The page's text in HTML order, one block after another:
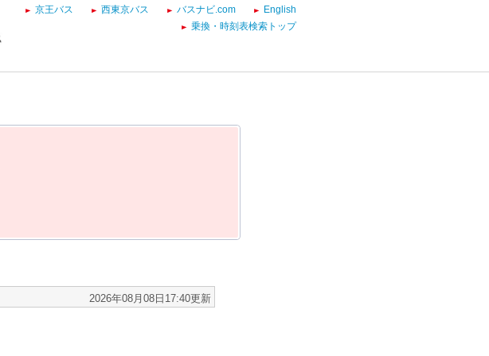
京王バス 西東京バス バスナビ.com
English
乗換・時刻表検索トップ
2026年08月08日17:40更新